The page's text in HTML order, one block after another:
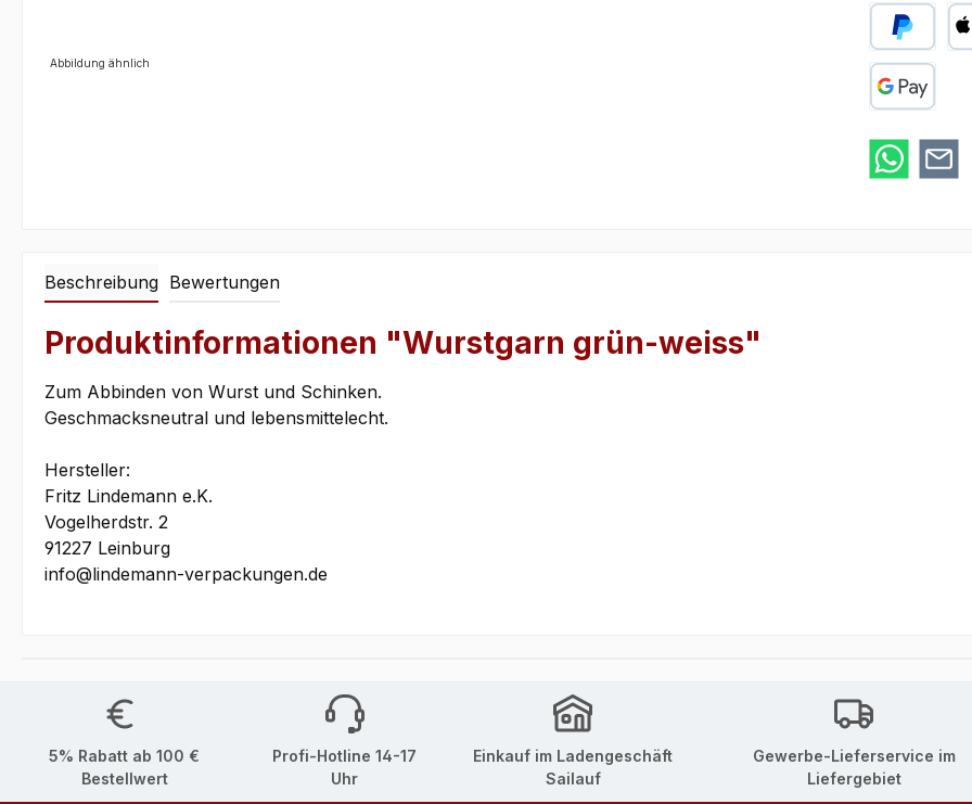
Abbildung ähnlich PayPal
Beschreibung Bewertungen
Produktinformationen "Wurstgarn grün-weiss"
Zum Abbinden von Wurst und Schinken.
Geschmacksneutral und lebensmittelecht.
Hersteller:
Fritz Lindemann e.K.
Vogelherdstr. 2
91227 Leinburg
info@lindemann-verpackungen.de
5% Rabatt ab 100 €
Bestellwert
Profi-Hotline 14-17
Uhr
Einkauf im Ladengeschäft
Sailauf
Gewerbe-Lieferservice im
Liefergebiet